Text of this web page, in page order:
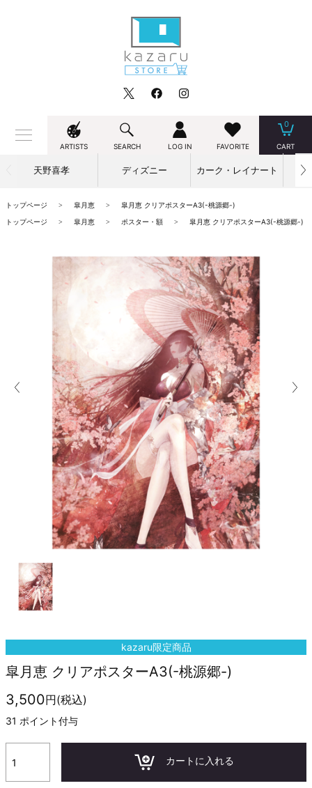
ARTISTS SEARCH LOG IN FAVORITE
0
CART
天野喜孝 ディズニー カーク・レイナート
トップページ 皐月恵
皐月恵 クリアポスターA3(-桃源郷-)
トップページ
皐月恵 ポスター・額 皐月恵 クリアポスターA3(-桃源郷-)
kazaru限定商品
皐月恵 クリアポスターA3(-桃源郷-)
3,500円(税込)
31 ポイント付与
カートに入れる